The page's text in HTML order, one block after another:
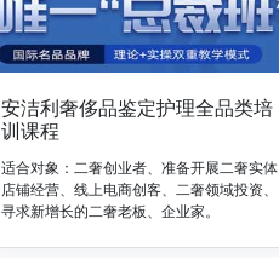
安洁利奢侈品鉴定护理全品类培
训课程
适合对象：二奢创业者、准备开展二奢实体
店铺经营、线上电商创客、二奢领域投资、
寻求新增长的二奢老板、企业家。